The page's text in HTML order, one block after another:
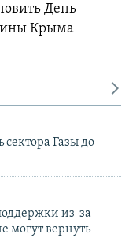
День
Крыма
сектора Газы до
из-за
могут вернуть